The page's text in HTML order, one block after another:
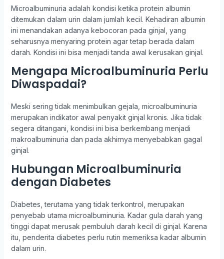
Microalbuminuria adalah kondisi ketika protein albumin
ditemukan dalam urin dalam jumlah kecil. Kehadiran albumin
ini menandakan adanya kebocoran pada ginjal, yang
seharusnya menyaring protein agar tetap berada dalam
darah. Kondisi ini bisa menjadi tanda awal kerusakan ginjal.
Mengapa Microalbuminuria Perlu
Diwaspadai?
Meski sering tidak menimbulkan gejala, microalbuminuria
merupakan indikator awal penyakit ginjal kronis. Jika tidak
segera ditangani, kondisi ini bisa berkembang menjadi
makroalbuminuria dan pada akhirnya menyebabkan gagal
ginjal.
Hubungan Microalbuminuria
dengan Diabetes
Diabetes, terutama yang tidak terkontrol, merupakan
penyebab utama microalbuminuria. Kadar gula darah yang
tinggi dapat merusak pembuluh darah kecil di ginjal. Karena
itu, penderita diabetes perlu rutin memeriksa kadar albumin
dalam urin.